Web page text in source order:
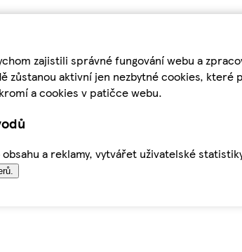
zajistili správné fungování webu a
aktivní jen nezbytné cookies,
a cookies v patičce webu.
a reklamy, vytvářet uživatelské